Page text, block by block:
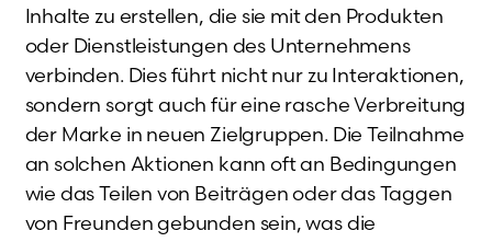
Inhalte zu erstellen, die sie mit den Produkten
oder Dienstleistungen des Unternehmens
verbinden. Dies führt nicht nur zu Interaktionen,
sondern sorgt auch für eine rasche Verbreitung
der Marke in neuen Zielgruppen. Die Teilnahme
an solchen Aktionen kann oft an Bedingungen
wie das Teilen von Beiträgen oder das Taggen
von Freunden gebunden sein, was die